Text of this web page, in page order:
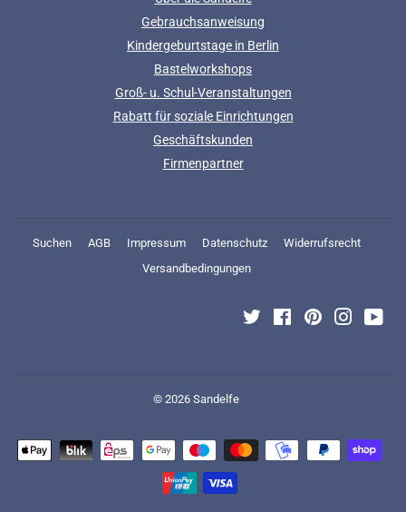
Gebrauchsanweisung
Kindergeburtstage in Berlin
Bastelworkshops
Groß- u. Schul-Veranstaltungen
Rabatt für soziale Einrichtungen
Geschäftskunden
Firmenpartner
Suchen AGB Impressum Datenschutz
Widerrufsrecht
Versandbedingungen
Twitter FacebookPinterest
© 2026 Sandelfe
Zahlungsarten